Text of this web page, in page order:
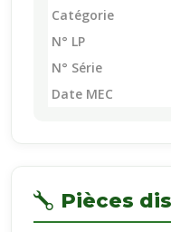
Catégorie
N° LP
N° Série
Date MEC
Pièces